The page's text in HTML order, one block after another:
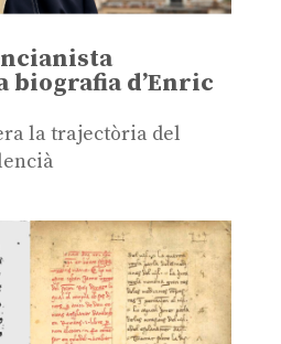
biografia d’Enric
la trajectòria del